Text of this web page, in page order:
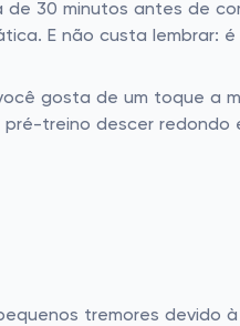
30 minutos antes de
E não custa lembrar: é
gosta de um toque a
treino descer
tremores devido